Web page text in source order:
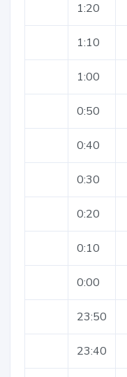
1:20
1:10
1:00
0:50
0:40
0:30
0:20
0:10
0:00
23:50
23:40